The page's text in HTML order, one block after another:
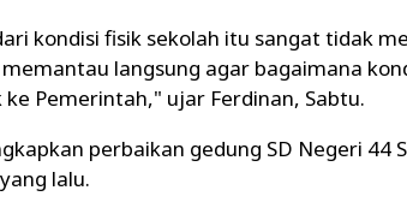
kondisi fisik sekolah itu sangat tidak
langsung agar bagaimana
ke Pemerintah," ujar Ferdinan, Sabtu.
perbaikan gedung SD Negeri 44
lalu.